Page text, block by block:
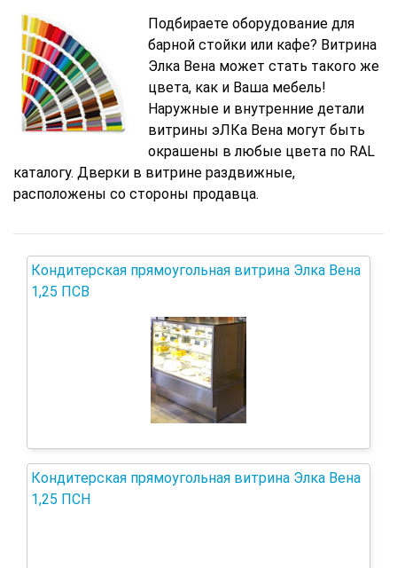
Подбираете оборудование для
барной стойки или кафе? Витрина
Элка Вена может стать такого же
цвета, как и Ваша мебель!
Наружные и внутренние детали
витрины эЛКа Вена могут быть
окрашены в любые цвета по RAL
каталогу. Дверки в витрине раздвижные,
расположены со стороны продавца.
Кондитерская прямоугольная витрина Элка Вена
1,25 ПСВ
Кондитерская прямоугольная витрина Элка Вена
1,25 ПСН